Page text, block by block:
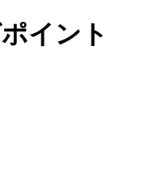
イント